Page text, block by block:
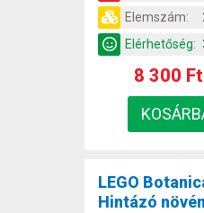
Elemszám:
Elérhetőség:
8 300 Ft
LEGO
Hintázó